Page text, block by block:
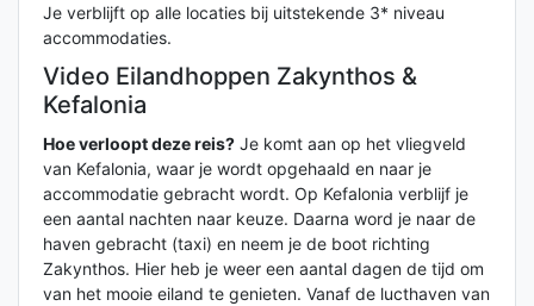
Je verblijft op alle locaties bij uitstekende 3* niveau
accommodaties.
Video Eilandhoppen Zakynthos &
Kefalonia
Hoe verloopt deze reis? Je komt aan op het vliegveld
van Kefalonia, waar je wordt opgehaald en naar je
accommodatie gebracht wordt. Op Kefalonia verblijf je
een aantal nachten naar keuze. Daarna word je naar de
haven gebracht (taxi) en neem je de boot richting
Zakynthos. Hier heb je weer een aantal dagen de tijd om
van het mooie eiland te genieten. Vanaf de lucthaven van